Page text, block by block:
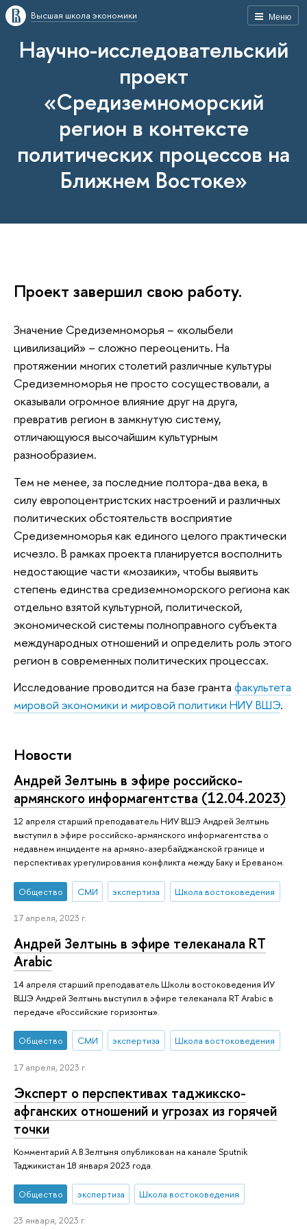
Меню
Высшая школа экономики
Научно-исследовательский
проект
«Средиземноморский
регион в контексте
политических процессов на
Ближнем Востоке»
Проект завершил свою работу.
Значение Средиземноморья – «колыбели
цивилизаций» – сложно переоценить. На
протяжении многих столетий различные культуры
Средиземноморья не просто сосуществовали, а
оказывали огромное влияние друг на друга,
превратив регион в замкнутую систему,
отличающуюся высочайшим культурным
разнообразием.
Тем не менее, за последние полтора-два века, в
силу европоцентристских настроений и различных
политических обстоятельств восприятие
Средиземноморья как единого целого практически
исчезло. В рамках проекта планируется восполнить
недостающие части «мозаики», чтобы выявить
степень единства средиземноморского региона как
отдельно взятой культурной, политической,
экономической системы полноправного субъекта
международных отношений и определить роль этого
регион в современных политических процессах.
Исследование проводится на базе гранта факультета
мировой экономики и мировой политики НИУ ВШЭ.
Новости
Андрей Зелтынь в эфире российско-
армянского информагентства (12.04.2023)
12 апреля старший преподаватель НИУ ВШЭ Андрей Зелтынь
выступил в эфире российско-армянского информагентства о
недавнем инциденте на армяно-азербайджанской границе и
перспективах урегулирования конфликта между Баку и Ереваном.
Общество СМИ экспертиза Школа востоковедения
17 апреля, 2023 г.
Андрей Зелтынь в эфире телеканала RT
Arabic
14 апреля старший преподаватель Школы востоковедения ИУ
ВШЭ Андрей Зелтынь выступил в эфире телеканала RT Arabic в
передаче «Российские горизонты».
Общество СМИ экспертиза Школа востоковедения
17 апреля, 2023 г.
Эксперт о перспективах таджикско-
афганских отношений и угрозах из горячей
точки
Комментарий А.В.Зелтыня опубликован на канале Sputnik
Таджикистан 18 января 2023 года.
Общество экспертиза Школа востоковедения
23 января, 2023 г.